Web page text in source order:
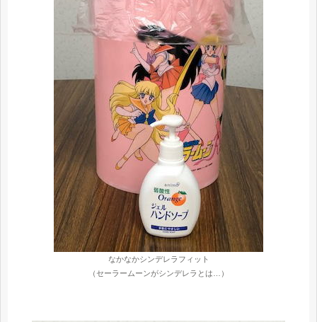
なかなかシンデレラフィット
（セーラームーンがシンデレラとは…）